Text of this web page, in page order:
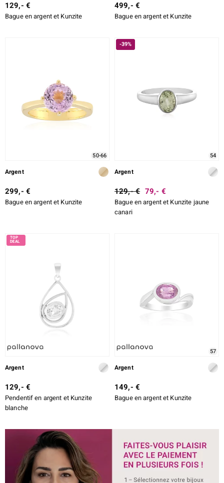
129,- €
Bague en argent et Kunzite
499,- €
Bague en argent et Kunzite
50-66
Argent
299,- €
Bague en argent et Kunzite
-39%
54
Argent
129,- € 79,- €
Bague en argent et Kunzite jaune
canari
Argent
129,- €
Pendentif en argent et Kunzite
blanche
57
Argent
149,- €
Bague en argent et Kunzite